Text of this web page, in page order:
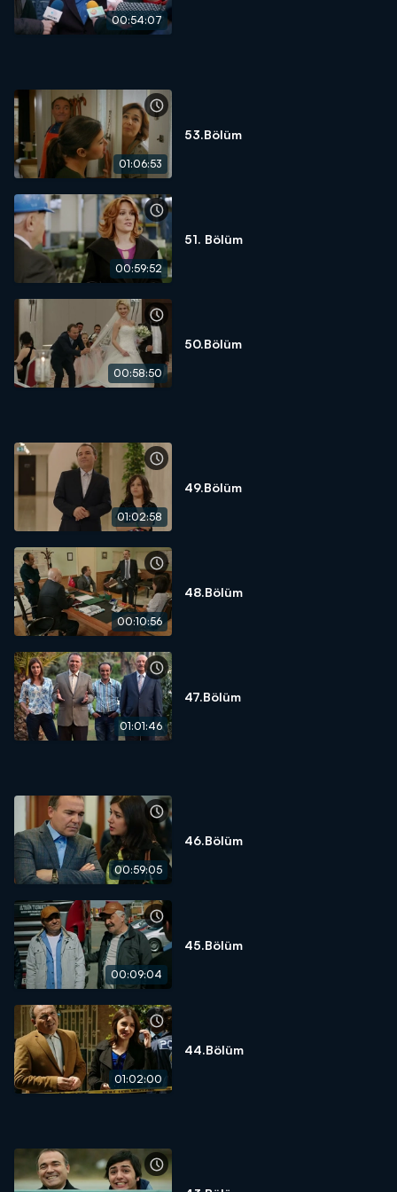
00:54:07
01:06:53
53.Bölüm
00:59:52
51. Bölüm
00:58:50
50.Bölüm
01:02:58
49.Bölüm
00:10:56
48.Bölüm
01:01:46
47.Bölüm
00:59:05
46.Bölüm
00:09:04
45.Bölüm
01:02:00
44.Bölüm